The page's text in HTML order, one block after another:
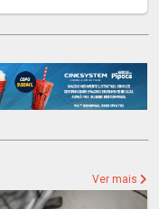
Ver mais